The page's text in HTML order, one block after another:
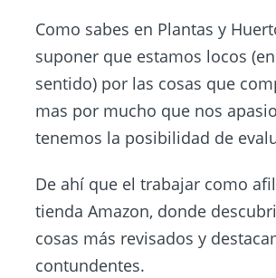
Como sabes en Plantas y
suponer que estamos locos
sentido) por las cosas que
mas por mucho que nos
tenemos la posibilidad de
De ahí que el trabajar como
tienda Amazon, donde
cosas más revisados y
contundentes.